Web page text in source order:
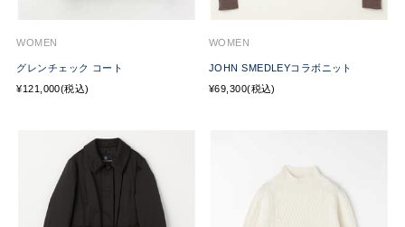
WOMEN
グレンチェック コート
¥121,000(税込)
WOMEN
JOHN SMEDLEYコラボニット
¥69,300(税込)